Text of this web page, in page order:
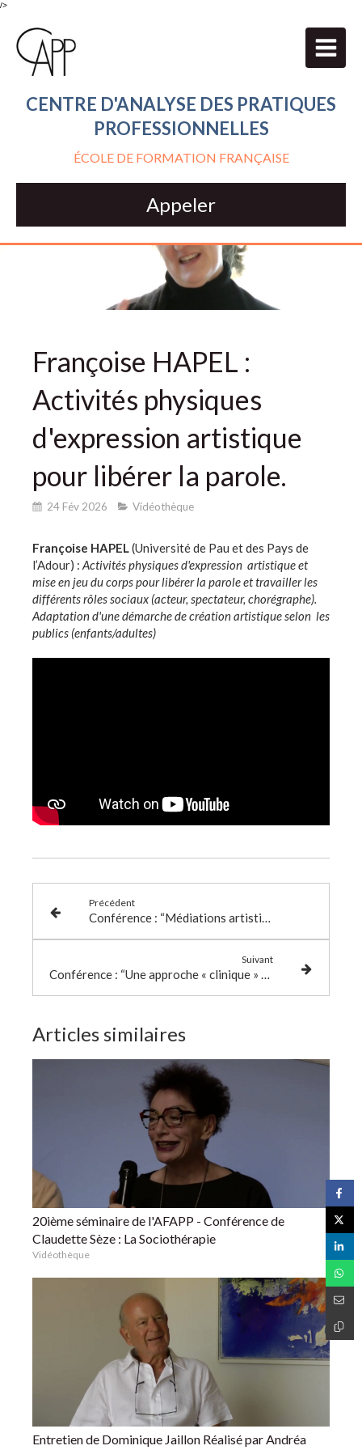
/>
CENTRE D'ANALYSE DES PRATIQUES
PROFESSIONNELLES
ÉCOLE DE FORMATION FRANÇAISE
Appeler
Françoise HAPEL :
Activités physiques
d'expression artistique
pour libérer la parole.
24 Fév 2026 Vidéothèque
Françoise HAPEL(Université de Pau et des Pays de
l’Adour) : Activités physiques d'expression artistique et
mise en jeu du corps pour libérer la parole et travailler les
différents rôles sociaux (acteur, spectateur, chorégraphe).
Adaptation d'une démarche de création artistique selon les
publics (enfants/adultes)
Précédent
Conférence : “Médiations artistiques, expériences migratoires et pluralité linguistique et culturelle
Suivant
Conférence : “Une approche « clinique » de l’activité didactique en contexte migratoire”
Articles similaires
20ième séminaire de l'AFAPP - Conférence de
Claudette Sèze : La Sociothérapie
Vidéothèque
Entretien de Dominique Jaillon Réalisé par Andréa